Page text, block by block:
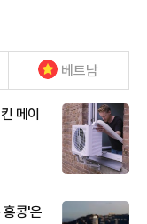
베트남
메이
홍콩'은